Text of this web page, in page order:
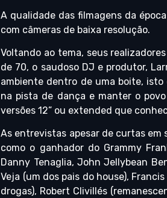
A qualidade das filmagens da
com câmeras de baixa resolução.
Voltando ao tema, seus
de 70, o saudoso DJ e produtor,
ambiente dentro de uma boite,
na pista de dança e manter o
versões 12” ou extended que
As entrevistas apesar de curtas em
como o ganhador do Grammy
Danny Tenaglia, John Jellybean
Veja (um dos pais do house),
drogas), Robert Clivillés